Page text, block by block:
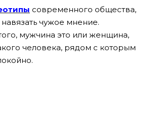
современного общества,
чужое мнение.
мужчина это или женщина,
человека, рядом с которым